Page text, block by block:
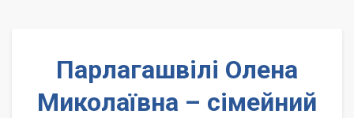
Парлагашвілі Олена
Миколаївна – сімейний